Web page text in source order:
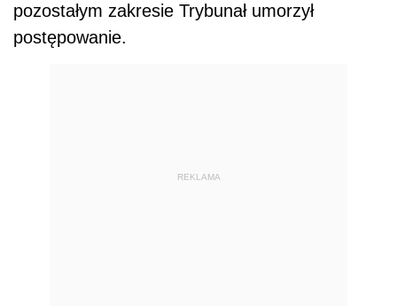
pozostałym zakresie Trybunał umorzył
postępowanie.
REKLAMA